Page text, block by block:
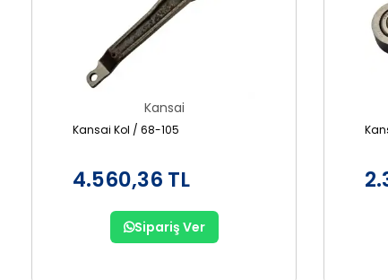
Kansai
Kansai Kol / 68-105
4.560,36 TL
Sipariş Ver